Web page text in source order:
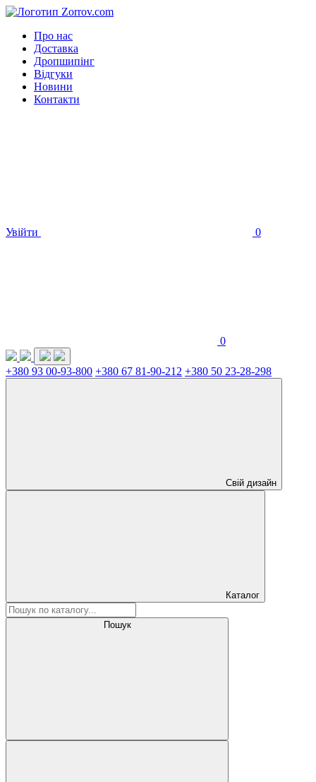
Про нас
Доставка
Дропшипінг
Відгуки
Новини
Контакти
Увійти 0
0
+380 93 00-93-800 +380 67 81-90-212 +380 50 23-28-298
Свій дизайн
Каталог
Пошук